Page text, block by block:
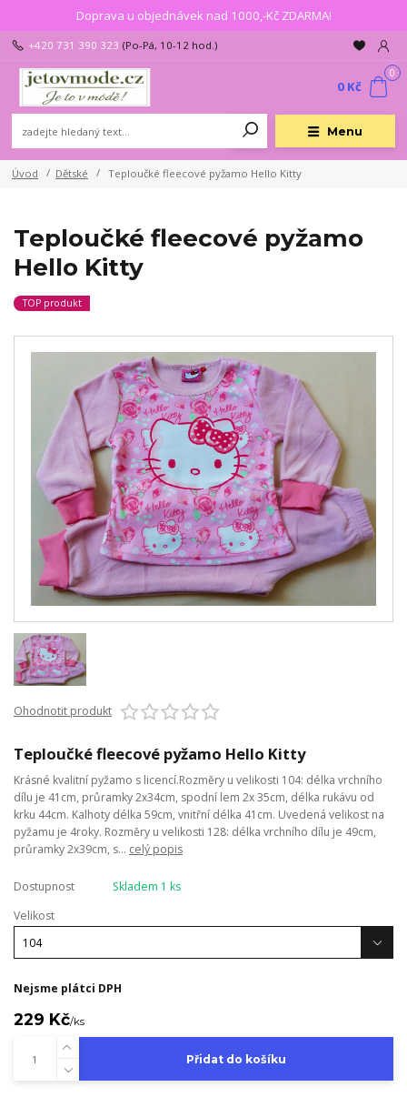
Doprava u objednávek nad 1000,-Kč ZDARMA!
Menu
+420 731 390 323 (Po-Pá, 10-12 hod.)
0
0 Kč
Úvod Dětské Teploučké fleecové pyžamo Hello Kitty
Teploučké fleecové pyžamo
Hello Kitty
TOP produkt
Ohodnotit produkt
Teploučké fleecové pyžamo Hello Kitty
Krásné kvalitní pyžamo s licencí.Rozměry u velikosti 104: délka vrchního
dílu je 41cm, průramky 2x34cm, spodní lem 2x 35cm, délka rukávu od
krku 44cm. Kalhoty délka 59cm, vnitřní délka 41cm. Uvedená velikost na
pyžamu je 4roky. Rozměry u velikosti 128: délka vrchního dílu je 49cm,
průramky 2x39cm, s... celý popis
Dostupnost
Skladem 1 ks
Velikost
Nejsme plátci DPH
229 Kč/ks
Přidat do košíku